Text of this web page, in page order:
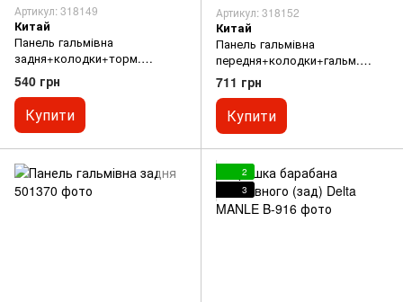
Артикул: 318149
Китай
Панель гальмівна
задня+колодки+торм.
відмінна якість
540 грн
Купити
Артикул: 318152
Китай
Панель гальмівна
передня+колодки+гальм.
механізм (під вісь 10мм)
711 грн
Купити
2
3